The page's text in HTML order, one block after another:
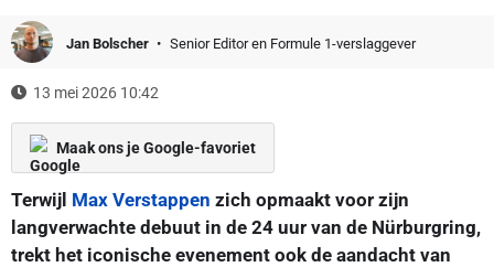
Jan Bolscher Senior Editor en Formule 1-verslaggever
13 mei 2026 10:42
Maak ons je Google-favoriet
Terwijl Max Verstappen zich opmaakt voor zijn
langverwachte debuut in de 24 uur van de Nürburgring,
trekt het iconische evenement ook de aandacht van